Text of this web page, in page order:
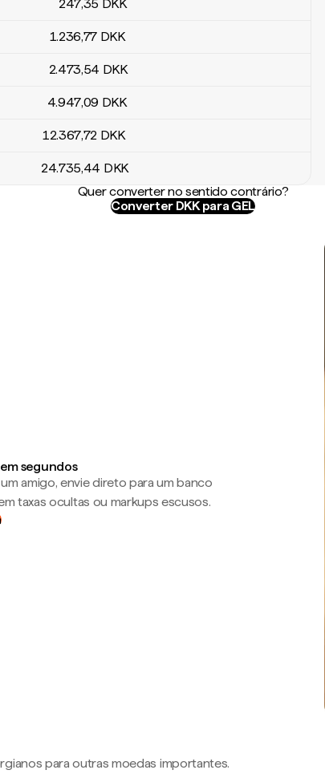
247,35 DKK
1.236,77 DKK
2.473,54 DKK
4.947,09 DKK
12.367,72 DKK
24.735,44 DKK
Quer converter no sentido contrário?
Converter DKK para GEL
segundos
amigo, envie direto para um banco
taxas ocultas ou markups escusos.
para outras moedas importantes.